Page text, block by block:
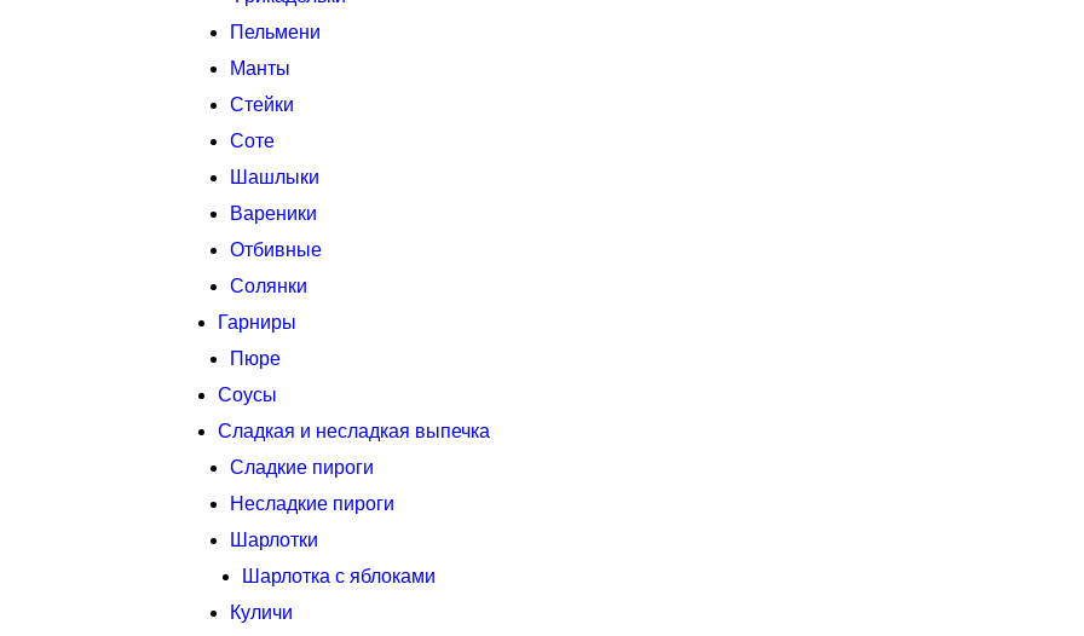
Пельмени
Манты
Стейки
Соте
Шашлыки
Вареники
Отбивные
Солянки
Гарниры
Пюре
Соусы
Сладкая и несладкая выпечка
Сладкие пироги
Несладкие пироги
Шарлотки
Шарлотка с яблоками
Куличи